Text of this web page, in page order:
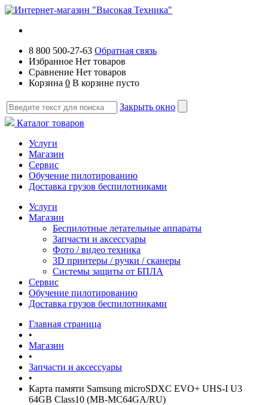
8 800 500-27-63 Обратная связь
Избранное Нет товаров
Сравнение Нет товаров
Корзина 0 В корзине пусто
Закрыть окно
Каталог товаров
Услуги
Магазин
Сервис
Обучение пилотированию
Доставка грузов беспилотниками
Услуги
Магазин
Беспилотные летательные аппараты
Запчасти и аксессуары
Фото / видео техника
3D принтеры / ручки / сканеры
Системы защиты от БПЛА
Сервис
Обучение пилотированию
Доставка грузов беспилотниками
Главная страница
•
Магазин
•
Запчасти и аксессуары
•
Карта памяти Samsung microSDXC EVO+ UHS-I U3
64GB Class10 (MB-MC64GA/RU)